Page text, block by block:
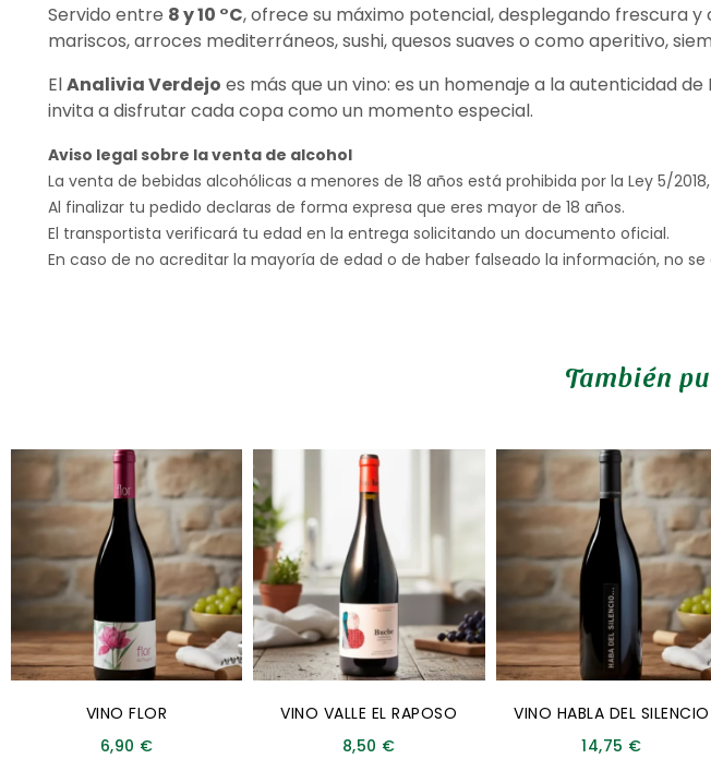
Servido entre 8 y 10 °C, ofrece su máximo potencial, desplegando frescura
mariscos, arroces mediterráneos, sushi, quesos suaves o como aperitivo,
ElAnalivia Verdejo es más que un vino: es un homenaje a la autenticidad
invita a disfrutar cada copa como un momento especial.
Aviso legal sobre la venta de alcohol
La venta de bebidas alcohólicas a menores de 18 años está prohibida por la Ley 5/
Al finalizar tu pedido declaras de forma expresa que eres mayor de 18 años.
El transportista verificará tu edad en la entrega solicitando un documento oficial.
En caso de no acreditar la mayoría de edad o de haber falseado la información, no
También
VINO FLOR
6,90 €
VINO VALLE EL RAPOSO
8,50 €
VINO HABLA DEL SILENCIO
14,75 €